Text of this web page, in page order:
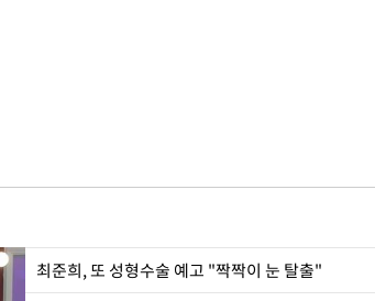
최준희, 또 성형수술 예고 "짝짝이 눈 탈출"